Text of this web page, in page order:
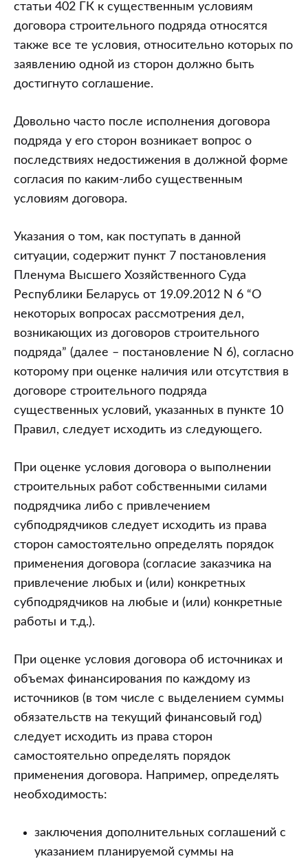
статьи 402 ГК к существенным условиям
договора строительного подряда относятся
также все те условия, относительно которых по
заявлению одной из сторон должно быть
достигнуто соглашение.
Довольно часто после исполнения договора
подряда у его сторон возникает вопрос о
последствиях недостижения в должной форме
согласия по каким-либо существенным
условиям договора.
Указания о том, как поступать в данной
ситуации, содержит пункт 7 постановления
Пленума Высшего Хозяйственного Суда
Республики Беларусь от 19.09.2012 N 6 “О
некоторых вопросах рассмотрения дел,
возникающих из договоров строительного
подряда” (далее – постановление N 6), согласно
которому при оценке наличия или отсутствия в
договоре строительного подряда
существенных условий, указанных в пункте 10
Правил, следует исходить из следующего.
При оценке условия договора о выполнении
строительных работ собственными силами
подрядчика либо с привлечением
субподрядчиков следует исходить из права
сторон самостоятельно определять порядок
применения договора (согласие заказчика на
привлечение любых и (или) конкретных
субподрядчиков на любые и (или) конкретные
работы и т.д.).
При оценке условия договора об источниках и
объемах финансирования по каждому из
источников (в том числе с выделением суммы
обязательств на текущий финансовый год)
следует исходить из права сторон
самостоятельно определять порядок
применения договора. Например, определять
необходимость:
заключения дополнительных соглашений с
указанием планируемой суммы на